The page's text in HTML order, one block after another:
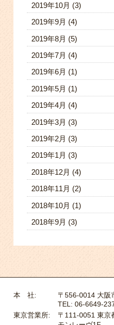
2019年10月 (3)
2019年9月 (4)
2019年8月 (5)
2019年7月 (4)
2019年6月 (1)
2019年5月 (1)
2019年4月 (4)
2019年3月 (3)
2019年2月 (3)
2019年1月 (3)
2018年12月 (4)
2018年11月 (2)
2018年10月 (1)
2018年9月 (3)
本 社:
〒556-0014 大阪
TEL: 06-6649-
東京営業所:
〒111-0051 東京